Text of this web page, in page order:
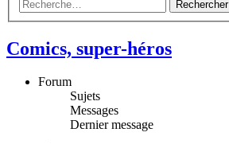
Rechercher
Comics, super-héros
Forum
Sujets
Messages
Dernier message